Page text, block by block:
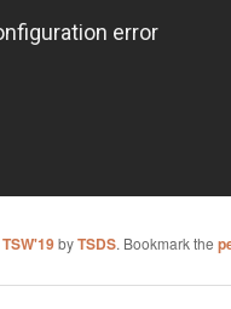
TSW'19byTSDS. Bookmark the